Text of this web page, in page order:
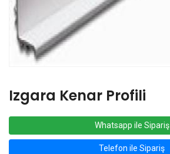
Izgara Kenar Profili
Whatsapp ile Sipariş
Telefon ile Sipariş